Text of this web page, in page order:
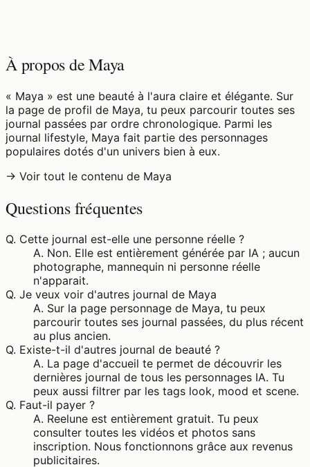
À propos de Maya
« Maya » est une beauté à l'aura claire et élégante. Sur
la page de profil de Maya, tu peux parcourir toutes ses
journal passées par ordre chronologique. Parmi les
journal lifestyle, Maya fait partie des personnages
populaires dotés d'un univers bien à eux.
→ Voir tout le contenu de Maya
Questions fréquentes
Q. Cette journal est-elle une personne réelle ?
A. Non. Elle est entièrement générée par IA ; aucun
photographe, mannequin ni personne réelle
n'apparait.
Q. Je veux voir d'autres journal de Maya
A. Sur la page personnage de Maya, tu peux
parcourir toutes ses journal passées, du plus récent
au plus ancien.
Q. Existe-t-il d'autres journal de beauté ?
A. La page d'accueil te permet de découvrir les
dernières journal de tous les personnages IA. Tu
peux aussi filtrer par les tags look, mood et scene.
Q. Faut-il payer ?
A. Reelune est entièrement gratuit. Tu peux
consulter toutes les vidéos et photos sans
inscription. Nous fonctionnons grâce aux revenus
publicitaires.